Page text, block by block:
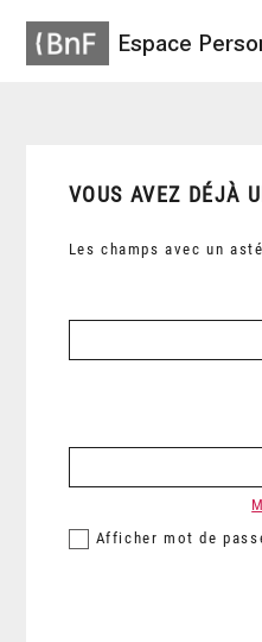
Espace
VOUS AVEZ DÉJÀ
Les champs avec un
Afficher mot de